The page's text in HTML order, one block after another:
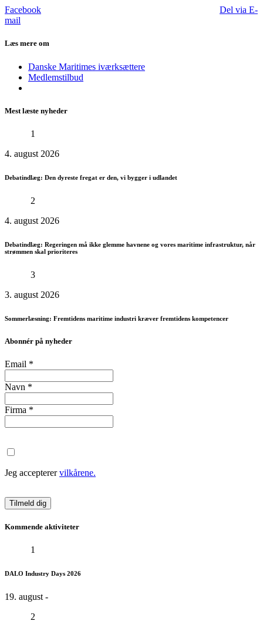
Facebook
Del via E-
mail
Læs mere om
Danske Maritimes iværksættere
Medlemstilbud
Mest læste nyheder
1
4. august 2026
Debatindlæg: Den dyreste fregat er den, vi bygger i udlandet
2
4. august 2026
Debatindlæg: Regeringen må ikke glemme havnene og vores maritime infrastruktur, når
strømmen skal prioriteres
3
3. august 2026
Sommerlæsning: Fremtidens maritime industri kræver fremtidens kompetencer
Abonnér på nyheder
Email *
Navn *
Firma *
Jeg accepterervilkårene.
Kommende aktiviteter
1
DALO Industry Days 2026
19. august -
2